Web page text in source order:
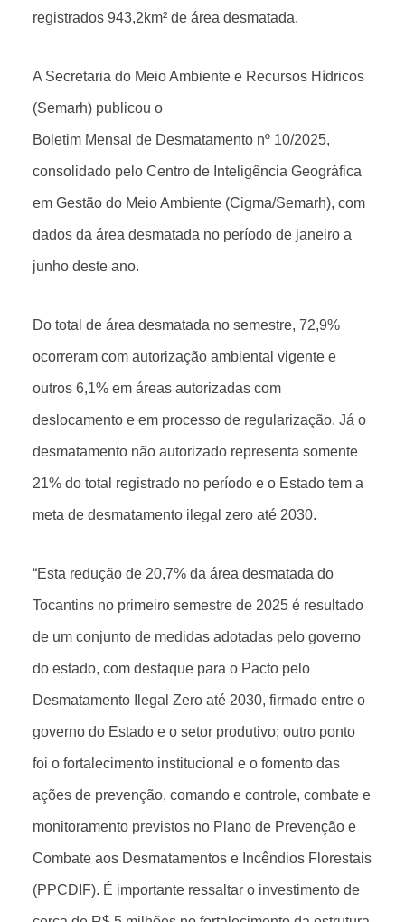
registrados 943,2km² de área desmatada.
A Secretaria do Meio Ambiente e Recursos Hídricos
(Semarh) publicou o
Boletim Mensal de Desmatamento nº 10/2025,
consolidado pelo Centro de Inteligência Geográfica
em Gestão do Meio Ambiente (Cigma/Semarh), com
dados da área desmatada no período de janeiro a
junho deste ano.
Do total de área desmatada no semestre, 72,9%
ocorreram com autorização ambiental vigente e
outros 6,1% em áreas autorizadas com
deslocamento e em processo de regularização. Já o
desmatamento não autorizado representa somente
21% do total registrado no período e o Estado tem a
meta de desmatamento ilegal zero até 2030.
“Esta redução de 20,7% da área desmatada do
Tocantins no primeiro semestre de 2025 é resultado
de um conjunto de medidas adotadas pelo governo
do estado, com destaque para o Pacto pelo
Desmatamento Ilegal Zero até 2030, firmado entre o
governo do Estado e o setor produtivo; outro ponto
foi o fortalecimento institucional e o fomento das
ações de prevenção, comando e controle, combate e
monitoramento previstos no Plano de Prevenção e
Combate aos Desmatamentos e Incêndios Florestais
(PPCDIF). É importante ressaltar o investimento de